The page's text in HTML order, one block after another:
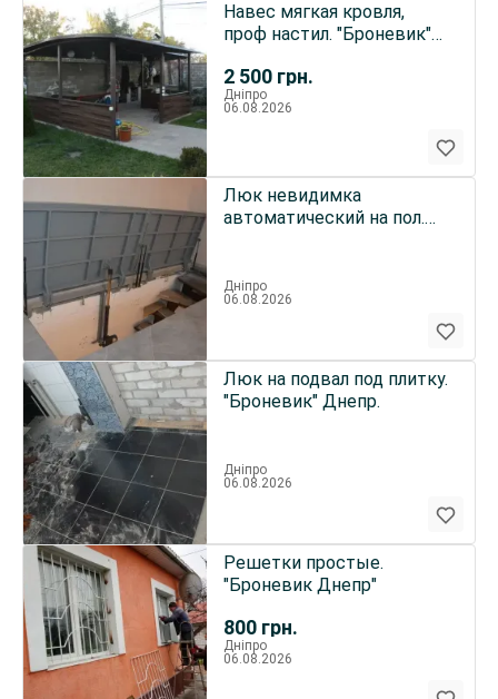
2 500 грн.
Навес мягкая кровля,
проф настил. "Броневик"
Дніпро
06.08.2026
Люк невидимка
автоматический на пол.
Дніпро
06.08.2026
Люк на подвал под плитку.
"Броневик" Днепр.
Дніпро
06.08.2026
800 грн.
Решетки простые.
"Броневик Днепр"
Дніпро
06.08.2026